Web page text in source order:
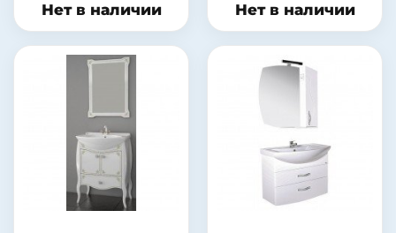
Нет в наличии Нет в наличии